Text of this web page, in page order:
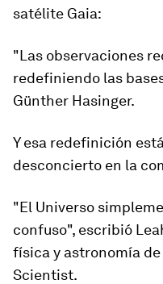
satélite Gaia:
"Las observaciones
redefiniendo las
Günther Hasinger.
Y esa redefinición
desconcierto en la
"El Universo
confuso", escribió
física y astronomía
Scientist.